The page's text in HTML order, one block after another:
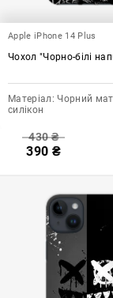
Apple iPhone 14 Plus
Чохол "Чорно-білі
Матеріал: Чорний
силікон
430₴
390 ₴